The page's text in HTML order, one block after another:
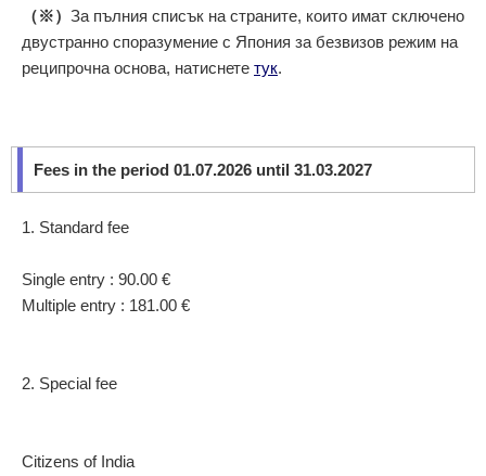
（※） За пълния списък на страните, които имат сключено
двустранно споразумение с Япония за безвизов режим на
реципрочна основа, натиснете тук.
Fees in the period 01.07.2026 until 31.03.2027
1. Standard fee
Single entry : 90.00 €
Multiple entry : 181.00 €
2. Special fee
Citizens of India